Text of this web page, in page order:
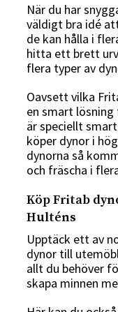
När du har
väldigt bra idé
de kan hålla i
hitta ett brett
flera typer av
Oavsett vilka
en smart
är speciellt
köper dynor i
dynorna så
och fräscha i
Köp Fritab
Hulténs
Upptäck ett av
dynor till
allt du behöver
skapa minnen